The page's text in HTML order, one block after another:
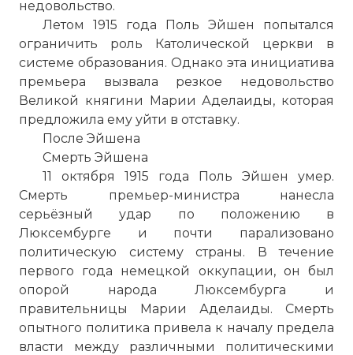
недовольство.
Летом 1915 года Поль Эйшен попытался
ограничить роль Католической церкви в
системе образования. Однако эта инициатива
премьера вызвала резкое недовольство
Великой княгини Марии Аделаиды, которая
предложила ему уйти в отставку.
После Эйшена
Смерть Эйшена
11 октября 1915 года Поль Эйшен умер.
Смерть премьер-министра нанесла
серьёзный удар по положению в
Люксембурге и почти парализовано
политическую систему страны. В течение
первого года немецкой оккупации, он был
опорой народа Люксембурга и
правительницы Марии Аделаиды. Смерть
опытного политика привела к началу предела
власти между различными политическими
Люксембуржцы празднуют